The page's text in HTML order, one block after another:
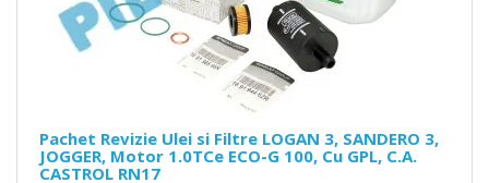
Pachet Revizie Ulei si Filtre LOGAN 3, SANDERO 3,
JOGGER, Motor 1.0TCe ECO-G 100, Cu GPL, C.A.
CASTROL RN17